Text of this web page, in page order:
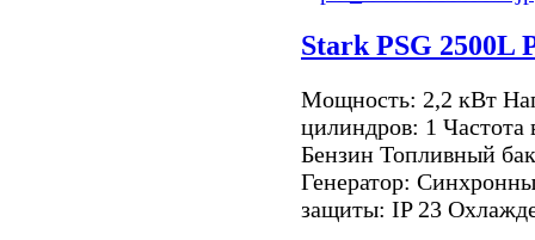
Stark PSG 2500L
Мощность: 2,2 кВт
цилиндров: 1
Бензин Топливный
Генератор:
защиты: IP 23